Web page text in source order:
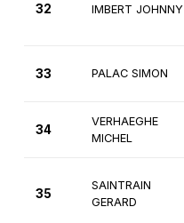
32 IMBERT JOHNNY
33 PALAC SIMON
34
VERHAEGHE
MICHEL
35
SAINTRAIN
GERARD